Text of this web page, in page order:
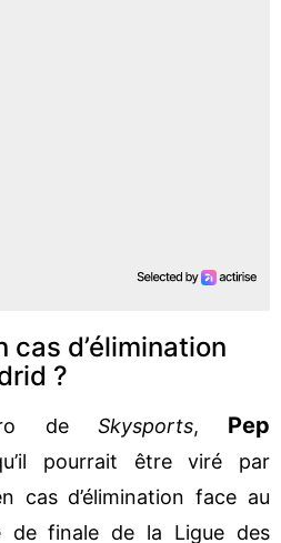
cas d’élimination
?
de Skysports, Pep
pourrait être viré par
cas d’élimination face au
de finale de la Ligue des